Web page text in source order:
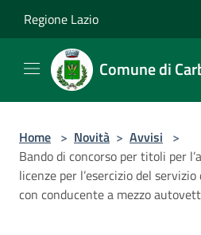
Regione Lazio
Comune di
Home > Novità > Avvisi >
Bando di concorso per titoli per
licenze per l’esercizio del
con conducente a mezzo